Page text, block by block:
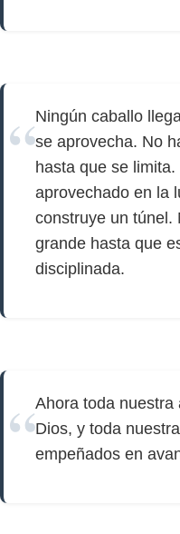
Ningún caballo
se aprovecha. No
hasta que se
aprovechado en la
construye un túnel.
grande hasta que
disciplinada.
Ahora toda nuestra
Dios, y toda
empeñados en